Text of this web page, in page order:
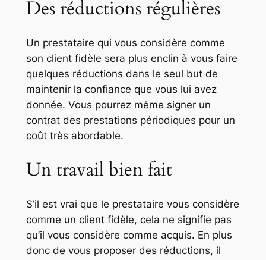
Des réductions régulières
Un prestataire qui vous considère comme
son client fidèle sera plus enclin à vous faire
quelques réductions dans le seul but de
maintenir la confiance que vous lui avez
donnée. Vous pourrez même signer un
contrat des prestations périodiques pour un
coût très abordable.
Un travail bien fait
S’il est vrai que le prestataire vous considère
comme un client fidèle, cela ne signifie pas
qu’il vous considère comme acquis. En plus
donc de vous proposer des réductions, il